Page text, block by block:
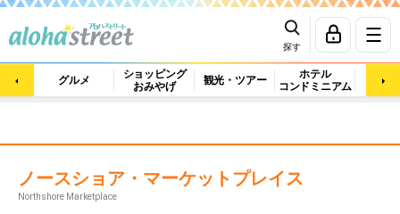
探す
グルメ
ショッピング
おみやげ
観光・ツアー
ホテル
コンドミニアム
マッ
ノースショア・マーケットプレイス
Northshore Marketplace